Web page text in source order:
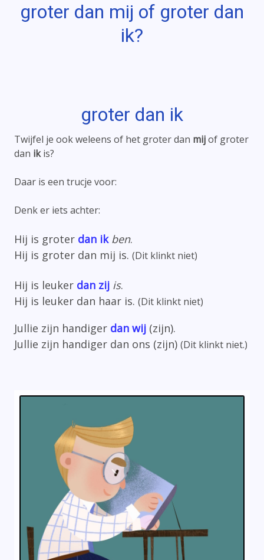
groter dan mij of groter dan
ik?
groter dan ik
Twijfel je ook weleens of het groter dan mijof groter
dan ikis?
Daar is een trucje voor:
Denk er iets achter:
Hij is groter dan ik ben.
Hij is groter dan mij is. (Dit klinkt niet)
Hij is leuker dan zij is.
Hij is leuker dan haar is. (Dit klinkt niet)
Jullie zijn handiger dan wij (zijn).
Jullie zijn handiger dan ons (zijn) (Dit klinkt niet.)